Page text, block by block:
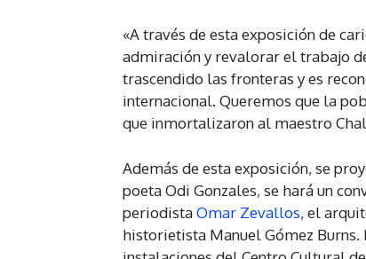
«A través de esta exposición de
admiración y revalorar el trabajo
trascendido las fronteras y es
internacional. Queremos que la
que inmortalizaron al maestro
Además de esta exposición, se
poeta Odi Gonzales, se hará un
periodistaOmar Zevallos, el
historietista Manuel Gómez